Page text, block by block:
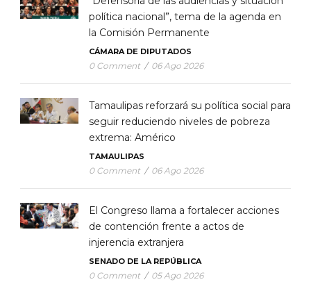
política nacional”, tema de la agenda en
la Comisión Permanente
CÁMARA DE DIPUTADOS
0 Comment / 06 Ago 2026
Tamaulipas reforzará su política social para
seguir reduciendo niveles de pobreza
extrema: Américo
TAMAULIPAS
0 Comment / 06 Ago 2026
El Congreso llama a fortalecer acciones
de contención frente a actos de
injerencia extranjera
SENADO DE LA REPÚBLICA
0 Comment / 05 Ago 2026